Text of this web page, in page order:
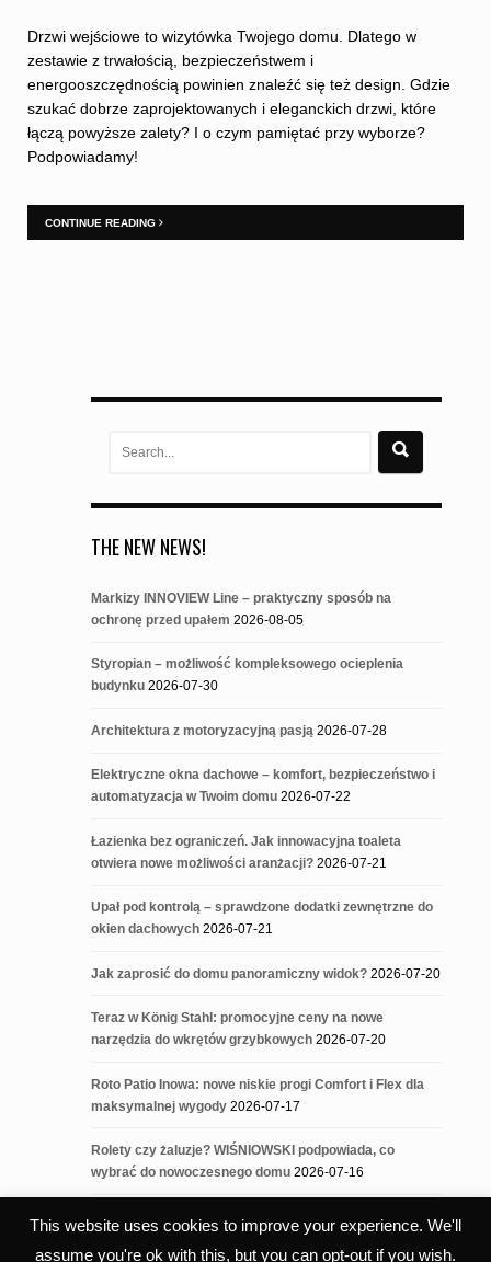
Drzwi wejściowe to wizytówka Twojego domu. Dlatego w
zestawie z trwałością, bezpieczeństwem i
energooszczędnością powinien znaleźć się też design. Gdzie
szukać dobrze zaprojektowanych i eleganckich drzwi, które
łączą powyższe zalety? I o czym pamiętać przy wyborze?
Podpowiadamy!
CONTINUE READING
THE NEW NEWS!
Markizy INNOVIEW Line – praktyczny sposób na
ochronę przed upałem 2026-08-05
Styropian – możliwość kompleksowego ocieplenia
budynku 2026-07-30
Architektura z motoryzacyjną pasją 2026-07-28
Elektryczne okna dachowe – komfort, bezpieczeństwo i
automatyzacja w Twoim domu 2026-07-22
Łazienka bez ograniczeń. Jak innowacyjna toaleta
otwiera nowe możliwości aranżacji? 2026-07-21
Upał pod kontrolą – sprawdzone dodatki zewnętrzne do
okien dachowych 2026-07-21
Jak zaprosić do domu panoramiczny widok? 2026-07-20
Teraz w König Stahl: promocyjne ceny na nowe
narzędzia do wkrętów grzybkowych 2026-07-20
Roto Patio Inowa: nowe niskie progi Comfort i Flex dla
maksymalnej wygody 2026-07-17
Rolety czy żaluzje? WIŚNIOWSKI podpowiada, co
wybrać do nowoczesnego domu 2026-07-16
This website uses cookies to improve your experience. We'll
assume you're ok with this, but you can opt-out if you wish.